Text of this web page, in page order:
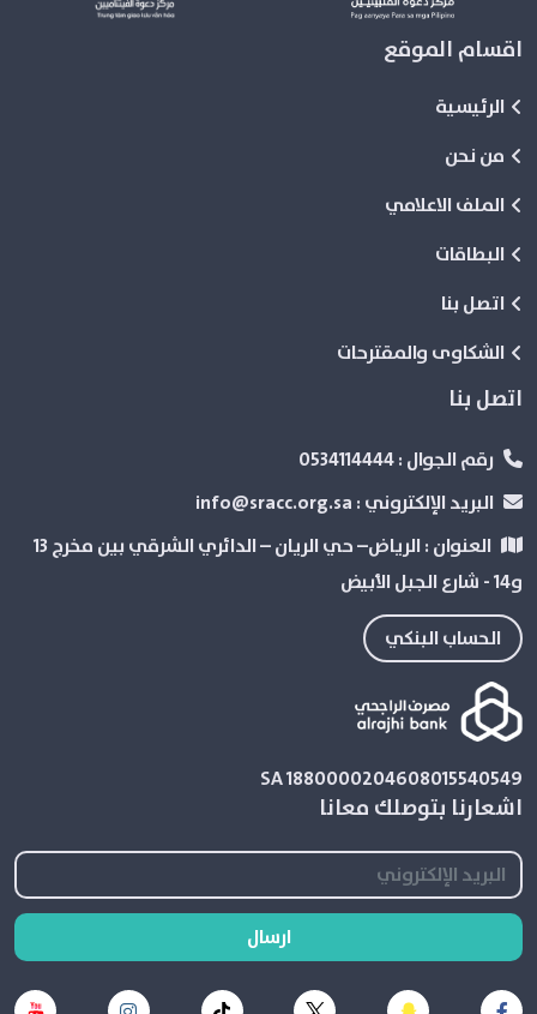
اقسام الموقع
الرئيسية
من نحن
الملف الاعلامي
البطاقات
اتصل بنا
الشكاوى والمقترحات
اتصل بنا
رقم الجوال :
البريد الإلكتروني :
العنوان :
الرياض– حي الريان – الدائري الشرقي بین مخرج 13
و14 - شارع الجبل الأبيض
الحساب البنكي
SA 1880000204608015540549
اشعارنا بتوصلك معانا
ارسال